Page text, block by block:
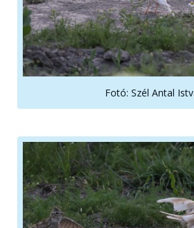
Fotó: Szél Antal